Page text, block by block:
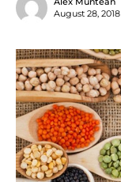
August 28, 2018